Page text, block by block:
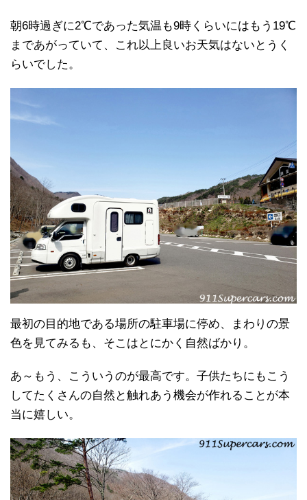
朝6時過ぎに2℃であった気温も9時くらいにはもう19℃
まであがっていて、これ以上良いお天気はないとうく
らいでした。
最初の目的地である場所の駐車場に停め、まわりの景
色を見てみるも、そこはとにかく自然ばかり。
あ～もう、こういうのが最高です。子供たちにもこう
してたくさんの自然と触れあう機会が作れることが本
当に嬉しい。